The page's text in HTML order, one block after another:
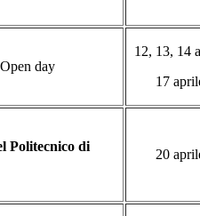
day
12, 13, 14
17
Politecnico di
20